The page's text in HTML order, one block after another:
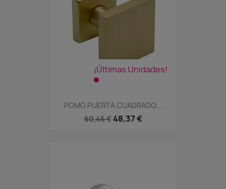
¡Últimas Unidades!
POMO PUERTA CUADRADO...
60,46 € 48,37 €